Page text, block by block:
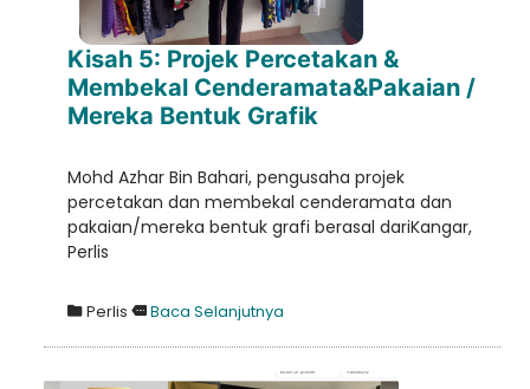
Kisah 5: Projek Percetakan &
Membekal Cenderamata&Pakaian /
Mereka Bentuk Grafik
Mohd Azhar Bin Bahari, pengusaha projek
percetakan dan membekal cenderamata dan
pakaian/mereka bentuk grafi berasal dariKangar,
Perlis
Perlis Baca Selanjutnya